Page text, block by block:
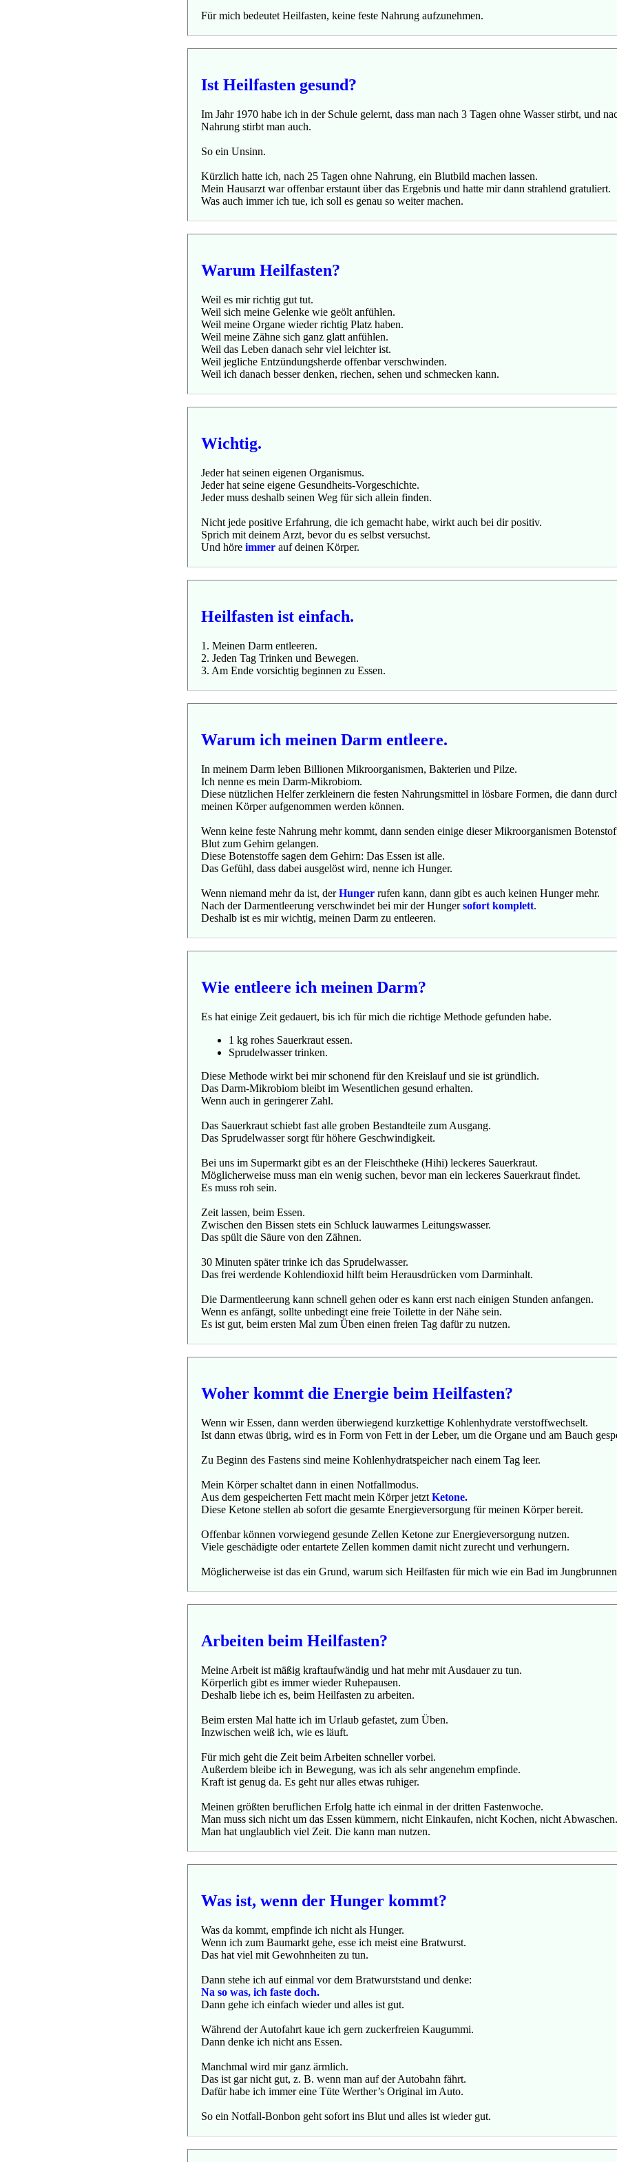
Für mich bedeutet Heilfasten, keine feste Nahrung aufzunehmen.
Ist Heilfasten gesund?
Im Jahr 1970 habe ich in der Schule gelernt, dass man nach 3 Tagen ohne Wasser stirbt, und
Nahrung stirbt man auch.
So ein Unsinn.
Kürzlich hatte ich, nach 25 Tagen ohne Nahrung, ein Blutbild machen lassen.
Mein Hausarzt war offenbar erstaunt über das Ergebnis und hatte mir dann strahlend gratuliert.
Was auch immer ich tue, ich soll es genau so weiter machen.
Warum Heilfasten?
Weil es mir richtig gut tut.
Weil sich meine Gelenke wie geölt anfühlen.
Weil meine Organe wieder richtig Platz haben.
Weil meine Zähne sich ganz glatt anfühlen.
Weil das Leben danach sehr viel leichter ist.
Weil jegliche Entzündungsherde offenbar verschwinden.
Weil ich danach besser denken, riechen, sehen und schmecken kann.
Wichtig.
Jeder hat seinen eigenen Organismus.
Jeder hat seine eigene Gesundheits-Vorgeschichte.
Jeder muss deshalb seinen Weg für sich allein finden.
Nicht jede positive Erfahrung, die ich gemacht habe, wirkt auch bei dir positiv.
Sprich mit deinem Arzt, bevor du es selbst versuchst.
Und höre immer auf deinen Körper.
Heilfasten ist einfach.
1. Meinen Darm entleeren.
2. Jeden Tag Trinken und Bewegen.
3. Am Ende vorsichtig beginnen zu Essen.
Warum ich meinen Darm entleere.
In meinem Darm leben Billionen Mikroorganismen, Bakterien und Pilze.
Ich nenne es mein Darm-Mikrobiom.
Diese nützlichen Helfer zerkleinern die festen Nahrungsmittel in lösbare Formen, die dann
meinen Körper aufgenommen werden können.
Wenn keine feste Nahrung mehr kommt, dann senden einige dieser Mikroorganismen
Blut zum Gehirn gelangen.
Diese Botenstoffe sagen dem Gehirn: Das Essen ist alle.
Das Gefühl, dass dabei ausgelöst wird, nenne ich Hunger.
Wenn niemand mehr da ist, derHunger rufen kann, dann gibt es auch keinen Hunger mehr.
Nach der Darmentleerung verschwindet bei mir der Hungersofort komplett.
Deshalb ist es mir wichtig, meinen Darm zu entleeren.
Wie entleere ich meinen Darm?
Es hat einige Zeit gedauert, bis ich für mich die richtige Methode gefunden habe.
1 kg rohes Sauerkraut essen.
Sprudelwasser trinken.
Diese Methode wirkt bei mir schonend für den Kreislauf und sie ist gründlich.
Das Darm-Mikrobiom bleibt im Wesentlichen gesund erhalten.
Wenn auch in geringerer Zahl.
Das Sauerkraut schiebt fast alle groben Bestandteile zum Ausgang.
Das Sprudelwasser sorgt für höhere Geschwindigkeit.
Bei uns im Supermarkt gibt es an der Fleischtheke (Hihi) leckeres Sauerkraut.
Möglicherweise muss man ein wenig suchen, bevor man ein leckeres Sauerkraut findet.
Es muss roh sein.
Zeit lassen, beim Essen.
Zwischen den Bissen stets ein Schluck lauwarmes Leitungswasser.
Das spült die Säure von den Zähnen.
30 Minuten später trinke ich das Sprudelwasser.
Das frei werdende Kohlendioxid hilft beim Herausdrücken vom Darminhalt.
Die Darmentleerung kann schnell gehen oder es kann erst nach einigen Stunden anfangen.
Wenn es anfängt, sollte unbedingt eine freie Toilette in der Nähe sein.
Es ist gut, beim ersten Mal zum Üben einen freien Tag dafür zu nutzen.
Woher kommt die Energie beim Heilfasten?
Wenn wir Essen, dann werden überwiegend kurzkettige Kohlenhydrate verstoffwechselt.
Ist dann etwas übrig, wird es in Form von Fett in der Leber, um die Organe und am Bauch
Zu Beginn des Fastens sind meine Kohlenhydratspeicher nach einem Tag leer.
Mein Körper schaltet dann in einen Notfallmodus.
Aus dem gespeicherten Fett macht mein Körper jetzt Ketone.
Diese Ketone stellen ab sofort die gesamte Energieversorgung für meinen Körper bereit.
Offenbar können vorwiegend gesunde Zellen Ketone zur Energieversorgung nutzen.
Viele geschädigte oder entartete Zellen kommen damit nicht zurecht und verhungern.
Möglicherweise ist das ein Grund, warum sich Heilfasten für mich wie ein Bad im
Arbeiten beim Heilfasten?
Meine Arbeit ist mäßig kraftaufwändig und hat mehr mit Ausdauer zu tun.
Körperlich gibt es immer wieder Ruhepausen.
Deshalb liebe ich es, beim Heilfasten zu arbeiten.
Beim ersten Mal hatte ich im Urlaub gefastet, zum Üben.
Inzwischen weiß ich, wie es läuft.
Für mich geht die Zeit beim Arbeiten schneller vorbei.
Außerdem bleibe ich in Bewegung, was ich als sehr angenehm empfinde.
Kraft ist genug da. Es geht nur alles etwas ruhiger.
Meinen größten beruflichen Erfolg hatte ich einmal in der dritten Fastenwoche.
Man muss sich nicht um das Essen kümmern, nicht Einkaufen, nicht Kochen, nicht Abwaschen.
Man hat unglaublich viel Zeit. Die kann man nutzen.
Was ist, wenn der Hunger kommt?
Was da kommt, empfinde ich nicht als Hunger.
Wenn ich zum Baumarkt gehe, esse ich meist eine Bratwurst.
Das hat viel mit Gewohnheiten zu tun.
Dann stehe ich auf einmal vor dem Bratwurststand und denke:
Na so was, ich faste doch.
Dann gehe ich einfach wieder und alles ist gut.
Während der Autofahrt kaue ich gern zuckerfreien Kaugummi.
Dann denke ich nicht ans Essen.
Manchmal wird mir ganz ärmlich.
Das ist gar nicht gut, z. B. wenn man auf der Autobahn fährt.
Dafür habe ich immer eine Tüte Werther’s Original im Auto.
So ein Notfall-Bonbon geht sofort ins Blut und alles ist wieder gut.